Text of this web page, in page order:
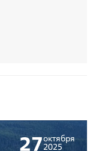
27октября
2025